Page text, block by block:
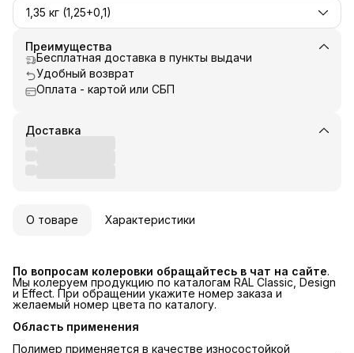
1,35 кг (1,25+0,1)
Преимущества
Бесплатная доставка в пункты выдачи
Удобный возврат
Оплата - картой или СБП
Доставка
О товаре Характеристики
По вопросам колеровки обращайтесь в чат на сайте.
Мы колеруем продукцию по каталогам RAL Classic, Design
и Effect. При обращении укажите номер заказа и
желаемый номер цвета по каталогу.
Область применения
Полимер применяется в качестве износостойкой